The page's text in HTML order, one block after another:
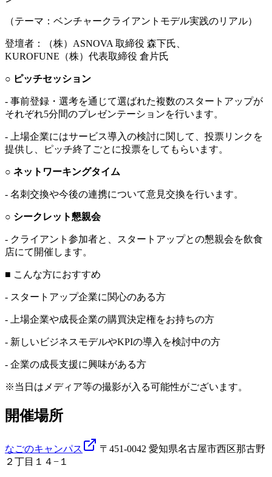
（テーマ：ベンチャークライアントモデル実践のリアル）
登壇者：（株）ASNOVA 取締役 森下氏、
KUROFUNE（株）代表取締役 倉片氏
○ ピッチセッション
- 事前登録・選考を通じて選ばれた複数のスタートアップが
それぞれ5分間のプレゼンテーションを行います。
- 上場企業にはサービス導入の検討に関して、投票リンクを
提供し、ピッチ終了ごとに投票をしてもらいます。
○ ネットワーキングタイム
- 名刺交換や今後の連携について意見交換を行います。
○ シークレット懇親会
- クライアント参加者と、スタートアップとの懇親会を飲食
店にて開催します。
■ こんな方におすすめ
- スタートアップ企業に関心のある方
- 上場企業や成長企業の購買決定権をお持ちの方
- 新しいビジネスモデルやKPIの導入を検討中の方
- 企業の成長支援に興味がある方
※当日はメディア等の撮影が入る可能性がございます。
開催場所
なごのキャンパス
〒451-0042 愛知県名古屋市西区那古野
２丁目１４−１